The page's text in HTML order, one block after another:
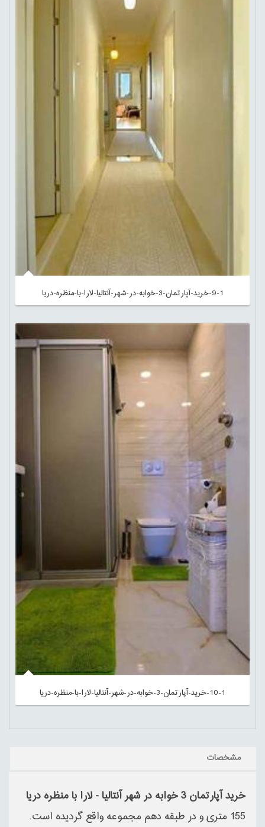
9-1-خرید-آپارتمان-3-خوابه-در-شهر-آنتالیا-لارا-با-منظره-دریا
10-1-خرید-آپارتمان-3-خوابه-در-شهر-آنتالیا-لارا-با-منظره-دریا
مشخصات
خرید آپارتمان 3 خوابه در شهر آنتالیا - لارا با منظره دریا
155 متری و در طبقه دهم مجموعه واقع گردیده است.